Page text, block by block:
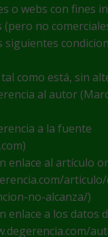
o webs con fines
(pero no
siguientes
como está, sin
al autor
a la fuente
enlace al artículo
no-alcanza/)
enlace a los datos